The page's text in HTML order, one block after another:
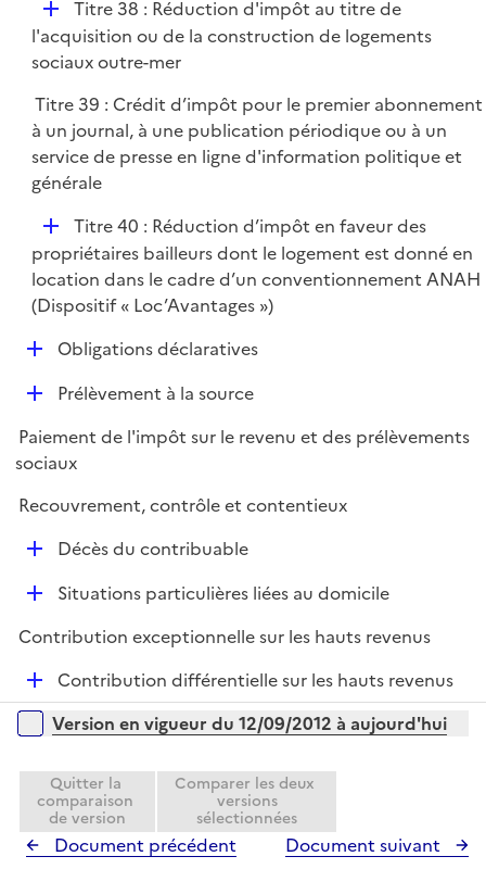
D
é
p
i
e
r
Titre 38 : Réduction d'impôt au titre de
l'acquisition ou de la construction de logements
sociaux outre-mer
Titre 39 : Crédit d’impôt pour le premier abonnement
à un journal, à une publication périodique ou à un
service de presse en ligne d'information politique et
générale
D
é
p
l
e
r
Titre 40 : Réduction d’impôt en faveur des
propriétaires bailleurs dont le logement est donné en
location dans le cadre d’un conventionnement ANAH
(Dispositif « Loc’Avantages »)
D
i
e
r
Obligations déclaratives
D
p
l
i
Prélèvement à la source
Paiement de l'impôt sur le revenu et des prélèvements
sociaux
Recouvrement, contrôle et contentieux
D
i
r
Décès du contribuable
D
p
i
e
Situations particulières liées au domicile
Contribution exceptionnelle sur les hauts revenus
D
é
p
e
r
Contribution différentielle sur les hauts revenus
Versions sur la période
Version en vigueur du 12/09/2012 à aujourd'hui
Quitter la
comparaison
de version
Comparer les deux
versions
sélectionnées
Document précédent Document suivant